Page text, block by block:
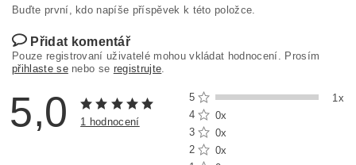
Buďte první, kdo napíše příspěvek k této položce.
Přidat komentář
Pouze registrovaní uživatelé mohou vkládat hodnocení. Prosím
přihlaste senebo se registrujte.
5,0 1 hodnocení
5
1x
4
0x
3
0x
2
0x